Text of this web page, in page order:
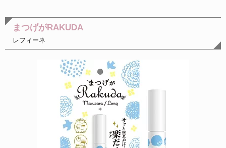
まつげがRAKUDA
レフィーネ